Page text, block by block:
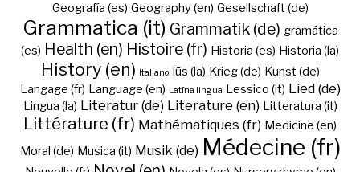
Geografía (es) Geography (en) Gesellschaft (de)
Grammatica (it) Grammatik (de) gramática
(es) Health (en) Histoire (fr) Historia (es) Historia (la)
History (en) Italiano Iūs (la) Krieg (de) Kunst (de)
Langage (fr) Language (en) Latīna lingua Lessico (it) Lied (de)
Lingua (la) Literatur (de) Literature (en) Litteratura (it)
Littérature (fr) Mathématiques (fr) Medicine (en)
Moral (de) Musica (it) Musik (de) Médecine (fr)